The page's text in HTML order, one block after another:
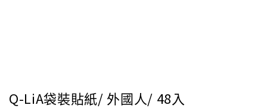
Q-LiA袋裝貼紙/ 外國人/ 48入